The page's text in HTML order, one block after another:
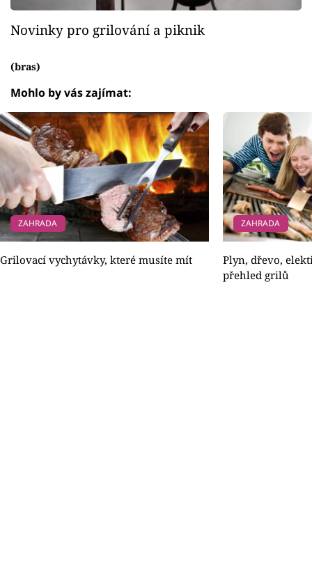
Novinky pro grilování a piknik
(bras)
Mohlo by vás zajímat:
ZAHRADA
Grilovací vychytávky, které musíte mít
ZAHRADA
Plyn, dřevo,
přehled grilů